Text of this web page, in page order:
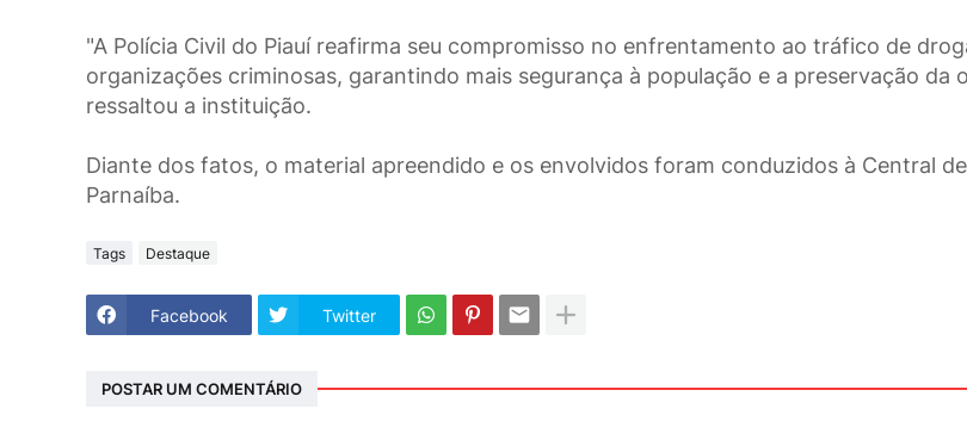
"A Polícia Civil do Piauí reafirma seu compromisso no enfrentamento ao tráfico de
organizações criminosas, garantindo mais segurança à população e a preservação da
ressaltou a instituição.
Diante dos fatos, o material apreendido e os envolvidos foram conduzidos à Central
Parnaíba.
Tags Destaque
Facebook Twitter
POSTAR UM COMENTÁRIO